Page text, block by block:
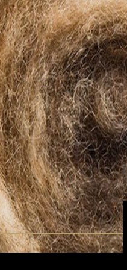
θήκη με φερμουάρ
Memory Foam
Memo Gel
Φυσικά υλικά
Πουπουλένιο χήνας
Παπλώματα
Φυσικά υλικά